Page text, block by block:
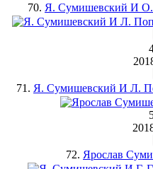
70. Я. Сумишевский И О.
71. Я. Сумишевский И Л.
72. Ярослав